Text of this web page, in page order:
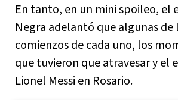
En tanto, en un mini spoileo, el
Negra adelantó que algunas de
comienzos de cada uno, los
que tuvieron que atravesar y el
Lionel Messi en Rosario.